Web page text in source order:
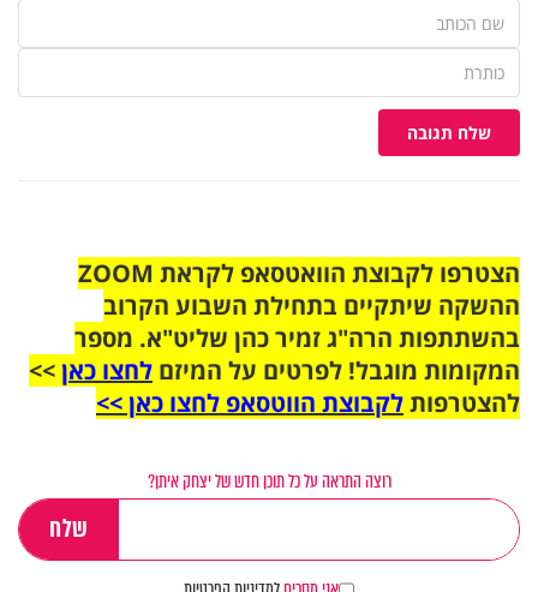
שלח תגובה
הצטרפו לקבוצת הוואטסאפ לקראת ZOOM
ההשקה שיתקיים בתחילת השבוע הקרוב
בהשתתפות הרה"ג זמיר כהן שליט"א. מספר
המקומות מוגבל! לפרטים על המיזם לחצו כאן>>
להצטרפותלקבוצת הווטסאפ לחצו כאן >>
רוצה התראה על כל תוכן חדש של יצחק איתן?